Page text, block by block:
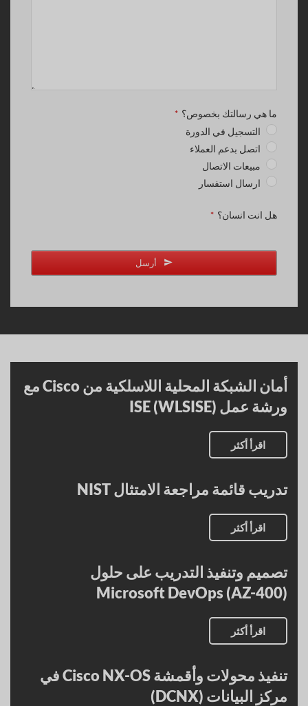
ما هي رسالتك بخصوص؟ *
التسجيل في الدورة
اتصل بدعم العملاء
مبيعات الاتصال
ارسال استفسار
هل انت انسان؟ *
أرسل
أمان الشبكة المحلية اللاسلكية من Cisco مع
ورشة عمل ISE (WLSISE)
اقرأ أكثر
تدريب قائمة مراجعة الامتثال NIST
اقرأ أكثر
تصميم وتنفيذ التدريب على حلول
Microsoft DevOps (AZ-400)
اقرأ أكثر
تنفيذ محولات وأقمشة Cisco NX-OS في
مركز البيانات (DCNX)